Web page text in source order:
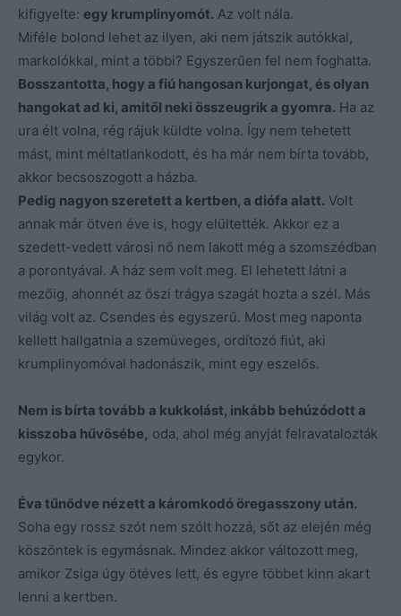
kifigyelte: egy krumplinyomót. Az volt nála.
Miféle bolond lehet az ilyen, aki nem játszik autókkal,
markolókkal, mint a többi? Egyszerűen fel nem foghatta.
Bosszantotta, hogy a fiú hangosan kurjongat, és olyan
hangokat ad ki, amitől neki összeugrik a gyomra. Ha az
ura élt volna, rég rájuk küldte volna. Így nem tehetett
mást, mint méltatlankodott, és ha már nem bírta tovább,
akkor becsoszogott a házba.
Pedig nagyon szeretett a kertben, a diófa alatt. Volt
annak már ötven éve is, hogy elültették. Akkor ez a
szedett-vedett városi nő nem lakott még a szomszédban
a porontyával. A ház sem volt meg. El lehetett látni a
mezőig, ahonnét az őszi trágya szagát hozta a szél. Más
világ volt az. Csendes és egyszerű. Most meg naponta
kellett hallgatnia a szemüveges, ordítozó fiút, aki
krumplinyomóval hadonászik, mint egy eszelős.
Nem is bírta tovább a kukkolást, inkább behúzódott a
kisszoba hűvösébe, oda, ahol még anyját felravatalozták
egykor.
Éva tűnődve nézett a káromkodó öregasszony után.
Soha egy rossz szót nem szólt hozzá, sőt az elején még
köszöntek is egymásnak. Mindez akkor változott meg,
amikor Zsiga úgy ötéves lett, és egyre többet kinn akart
lenni a kertben.